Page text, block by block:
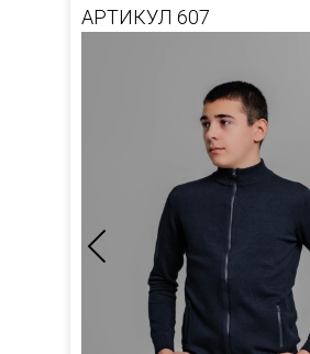
АРТИКУЛ 607